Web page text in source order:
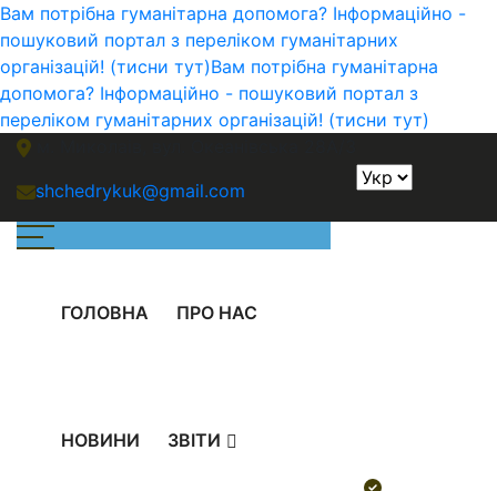
Вам потрібна гуманітарна допомога? Інформаційно -
пошуковий портал з переліком гуманітарних
організацій! (тисни тут)Вам потрібна гуманітарна
допомога? Інформаційно - пошуковий портал з
переліком гуманітарних організацій! (тисни тут)
shchedrykuk@gmail.com
ГОЛОВНА ПРО НАС
НОВИНИ ЗВІТИ